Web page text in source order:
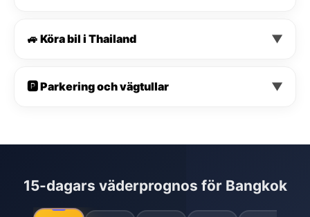
🚙 Köra bil i Thailand ▼
🅿️ Parkering och vägtullar ▼
15-dagars väderprognos för Bangkok